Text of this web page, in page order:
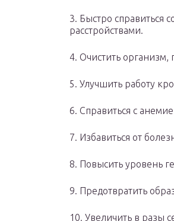
3. Быстро справиться
расстройствами.
4. Очистить
5. Улучшить работу
6. Справиться с
7. Избавиться от
8. Повысить уровень
9. Предотвратить
10. Увеличить в разы